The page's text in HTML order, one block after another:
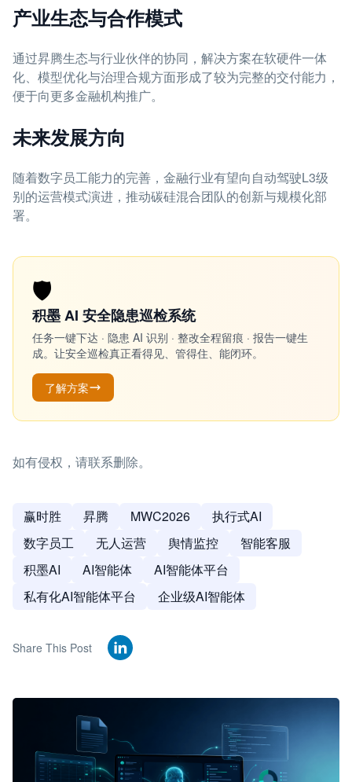
产业生态与合作模式
通过昇腾生态与行业伙伴的协同，解决方案在软硬件一体
化、模型优化与治理合规方面形成了较为完整的交付能力，
便于向更多金融机构推广。
未来发展方向
随着数字员工能力的完善，金融行业有望向自动驾驶L3级
别的运营模式演进，推动碳硅混合团队的创新与规模化部
署。
🛡️
积墨 AI 安全隐患巡检系统
任务一键下达 · 隐患 AI 识别 · 整改全程留痕 · 报告一键生
成。让安全巡检真正看得见、管得住、能闭环。
了解方案
如有侵权，请联系删除。
赢时胜 昇腾 MWC2026
执行式AI
数字员工
无人运营 舆情监控
智能客服
积墨AI
AI智能体
AI智能体平台
私有化AI智能体平台
企业级AI智能体
Share This Post